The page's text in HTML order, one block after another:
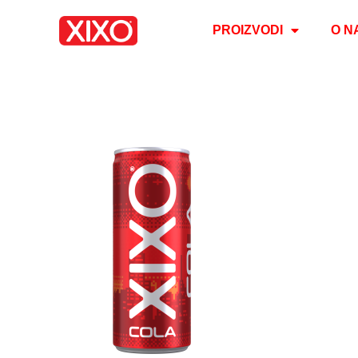
PROIZVODI O